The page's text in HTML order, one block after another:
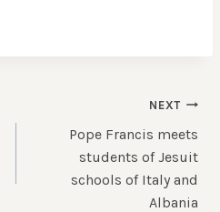
NEXT
Pope Francis meets
students of Jesuit
schools of Italy and
Albania